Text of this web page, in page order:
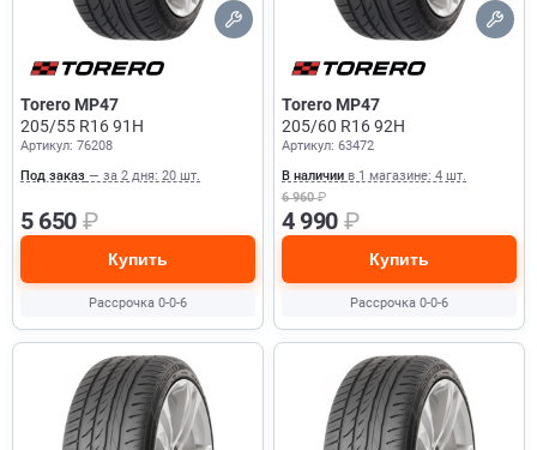
Torero MP47
205/55 R16 91H
Артикул: 76208
Под заказ — за 2 дня: 20 шт.
5 650 ₽
Купить
Рассрочка 0-0-6
Torero MP47
205/60 R16 92H
Артикул: 63472
В наличии в 1 магазине: 4 шт.
6 960₽
4 990 ₽
Купить
Рассрочка 0-0-6